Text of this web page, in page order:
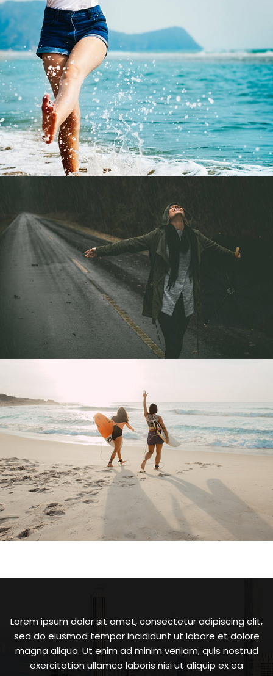
Tempus aliquam
Lorem ipsum dolor sit amet, consectetur adipiscing elit,
sed do eiusmod tempor incididunt ut labore et dolore
magna aliqua. Ut enim ad minim veniam, quis nostrud
exercitation ullamco laboris nisi ut aliquip ex ea